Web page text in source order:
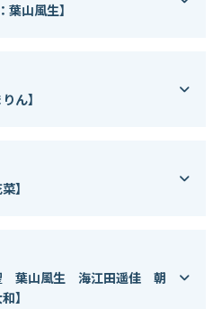
葉山風生】
ん】
】
聖 葉山風生 海江田遥佳 朝
】